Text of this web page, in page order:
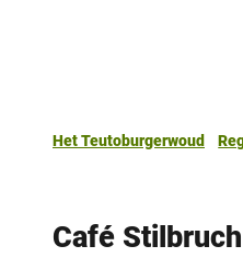
Het Teutoburgerwoud
Café Stilbruch